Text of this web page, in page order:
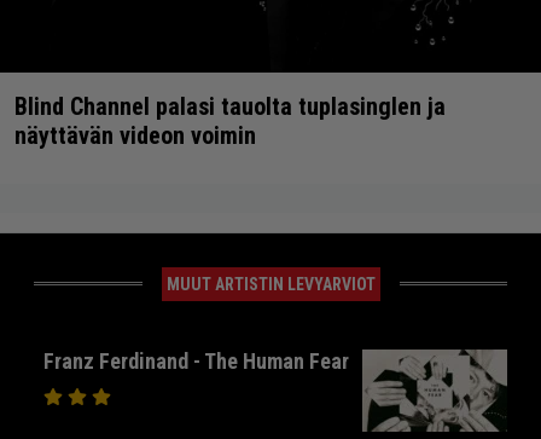
Blind Channel palasi tauolta tuplasinglen ja
näyttävän videon voimin
MUUT ARTISTIN LEVYARVIOT
Franz Ferdinand - The Human Fear